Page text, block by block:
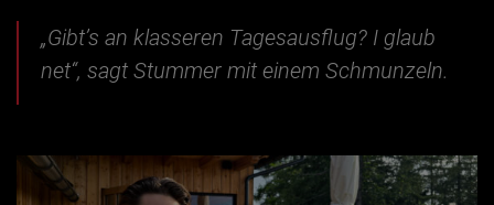
„Gibt’s an klasseren Tagesausflug? I glaub
net“, sagt Stummer mit einem Schmunzeln.